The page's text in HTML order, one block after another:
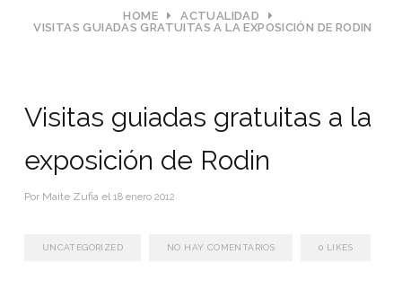
HOME
ACTUALIDAD
VISITAS GUIADAS GRATUITAS A LA EXPOSICIÓN DE RODIN
Visitas guiadas gratuitas a la
exposición de Rodin
Por Maite Zufia el18 enero 2012
UNCATEGORIZED NO HAY COMENTARIOS 0 LIKES